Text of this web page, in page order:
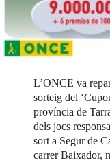
L’ONCE va
sorteig del
província de
dels jocs
sort a Segur de
carrer Baixador,